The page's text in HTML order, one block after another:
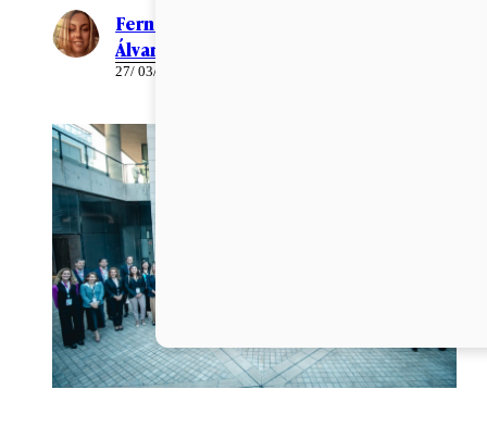
Fernanda
Álvarez
27/ 03/ 2026